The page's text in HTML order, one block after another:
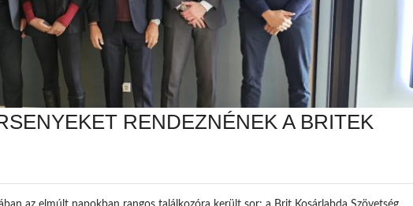
RENDEZNÉNEK A BRITEK